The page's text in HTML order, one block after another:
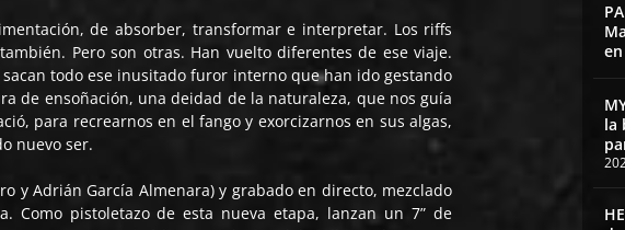
de absorber, transformar e interpretar. Los riffs
Pero son otras. Han vuelto diferentes de ese viaje.
todo ese inusitado furor interno que han ido gestando
de ensoñación, una deidad de la naturaleza, que nos guía
para recrearnos en el fango y exorcizarnos en sus algas,
nuevo ser.
y Adrián García Almenara) y grabado en directo, mezclado
Como pistoletazo de esta nueva etapa, lanzan un 7” de
la